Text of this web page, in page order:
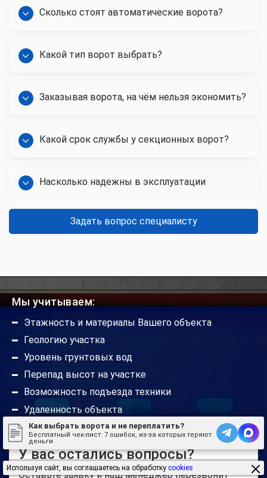
Сколько стоят автоматические ворота?
Какой тип ворот выбрать?
Заказывая ворота, на чём нельзя экономить?
Какой срок службы у секционных ворот?
Насколько надежны в эксплуатации
Какой срок службы гаражных ворот?
Можно ли ручные ворота сделать
автоматическими?
автоматики?
Радиус действия пультов управления
Где можно установить откатные ворота?
Задать вопрос специалисту
Мы учитываем:
Этажность и материалы Вашего объекта
Геологию участка
Уровень грунтовых вод
Перепад высот на участке
Возможность подъезда техники
Удаленность объекта
У вас остались вопросы?
Оставьте заявку и наш менеджер перезвонит
Как выбрать ворота и не переплатить?
Бесплатный чек-лист: 7 ошибок, из-за которых теряют
деньги
Используя сайт, вы соглашаетесь на обработку cookies